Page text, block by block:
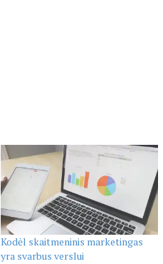
Kodėl skaitmeninis marketingas
yra svarbus verslui